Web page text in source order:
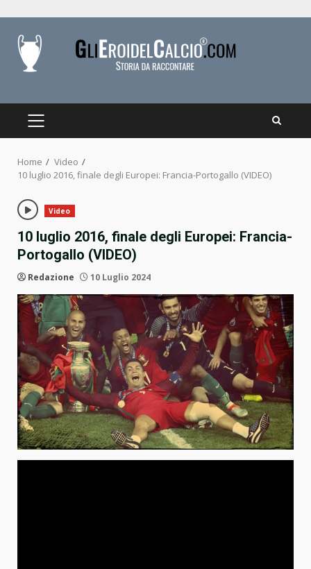
content
PRIMARY
Home
Video
10 luglio 2016, finale degli Europei: Francia-Portogallo (VIDEO)
Video
10 luglio 2016, finale degli Europei: Francia-
Portogallo (VIDEO)
Redazione 10 Luglio 2024